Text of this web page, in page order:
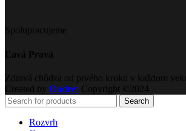
Spolupracujeme
Ľavá Pravá
Zdravá chôdza od prvého kroku v každom veku
Created by Ondrej Copyright ©2024
Search
Rozvrh